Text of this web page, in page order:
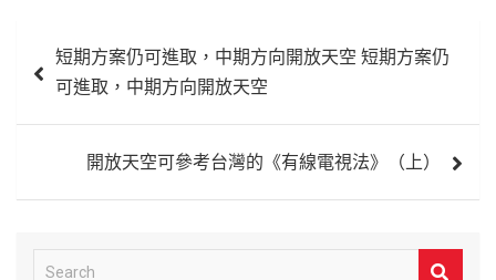
章 短期方案仍可進取，中期方向開放天空 短期方案仍
可進取，中期方向開放天空
開放天空可參考台灣的《有線電視法》（上）